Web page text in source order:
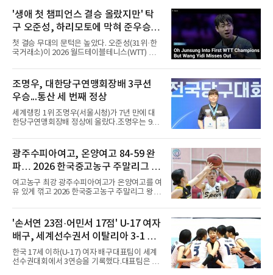
분 알렉산다르 부코티치의 동점골로 승점 1을
챙겼다. 홀슈타인 킬은 전반 8분 기예르모 발지,
전반 42분 필 하레스의 골로 앞섰으나 2-2 무승
부에 그쳤다.2000년생 이호재는 191㎝ 신장을
활용한 제공권과 문전 슈팅이 강점인 정통 스트
라이커로, K리그1 포항 스틸러스에서
'생애 첫 챔피언스 결승 올랐지만' 탁
구 오준성, 하리모토에 막혀 준우승...
한국 최고 성적
첫 결승 무대의 문턱은 높았다. 오준성(31위·한
국거래소)이 2026 월드테이블테니스(WTT) 챔
일본 요코하마에서 열린 대회 마지막 날 남자 단
식 결승에서 일본의 에이스 하리모토 도모카즈
(5위)에게 게임 점수 1-4(11-7 7-11 4-11 8-11
7-11)로 졌다.결승에 오르기까지의 여정은 인상
적이었다. 그는 8강에서 세계 11위 당치우(독일)
를 4-3, 준결승에서 24위 시노즈카 히로토(일본)
를 4-1로 꺾고 생애 처음으로 챔피언스 결승에
식 없이 남녀 단식만 치러진다.정상의 주인공은
하리모토였다. 그는 홈 팬 응
조명우, 대한당구연맹회장배 3쿠션
우승...통산 세 번째 정상
세계랭킹 1위 조명우(서울시청)가 7년 만에 대
한당구연맹회장배 정상에 올랐다.조명우는 9일
'SOOP과 함께하는 2026 대한당구연맹회장배
전국당구대회' 캐롬 3쿠션 남자부 결승에서 송
윤도(홍성고부설방통고)를 50-36으로 꺾었다.
유소년 시절 '조명우 키즈'로 성장한 후배와의 대
결이었다.2017년 이 대회에서 만 19세 5개월로
국내 성인 3쿠션 최연소 우승을 기록한 그는
2019년에 이어 통산 세 번째 우승을 거뒀다. 조
정승일(서울당구연맹), 이범열(시흥시체육회).
여자 3쿠션 일반부에서는 허채원(서울당
광주수피아여고, 온양여고 84-59 완
파… 2026 한국중고농구 주말리그 왕
중왕전 2연패 순항
여고농구 최강 광주수피아여고가 온양여고를 여
유 있게 꺾고 2026 한국중고농구 주말리그 왕중
수피아여고는 9일 전남 해남 동백체육관에서 열
린 대회 여고부 예선리그 B조 첫 경기에서 온양
여고를 84-59로 완파했다.광주수피아여고는 김
사랑이 24점, 김담희가 20점을 올리며 공격을
이끌었다. 두 선수는 팀 득점의 절반 이상을 합작
하며 승리를 견인했다.이로써 광주수피아여고는
첫 경기부터 25점 차 승리를 거두며 대회 2연패
'손서연 23점·어민서 17점' U-17 여자
배구, 세계선수권서 이탈리아 3-1 완
파...조별리그 3연승
한국 17세 이하(U-17) 여자 배구대표팀이 세계
선수권대회에서 3연승을 기록했다.대표팀은 9